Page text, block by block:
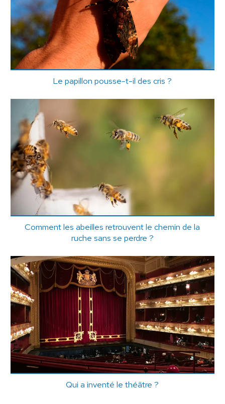
Le papillon pousse-t-il des cris ?
Comment les abeilles retrouvent le chemin de la
ruche sans se perdre ?
Qui a inventé le théâtre ?